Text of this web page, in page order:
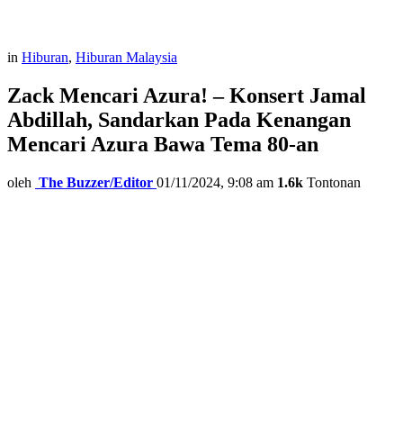
in Hiburan, Hiburan Malaysia
Zack Mencari Azura! – Konsert Jamal
Abdillah, Sandarkan Pada Kenangan
Mencari Azura Bawa Tema 80-an
oleh The Buzzer/Editor 01/11/2024, 9:08 am 1.6k Tontonan